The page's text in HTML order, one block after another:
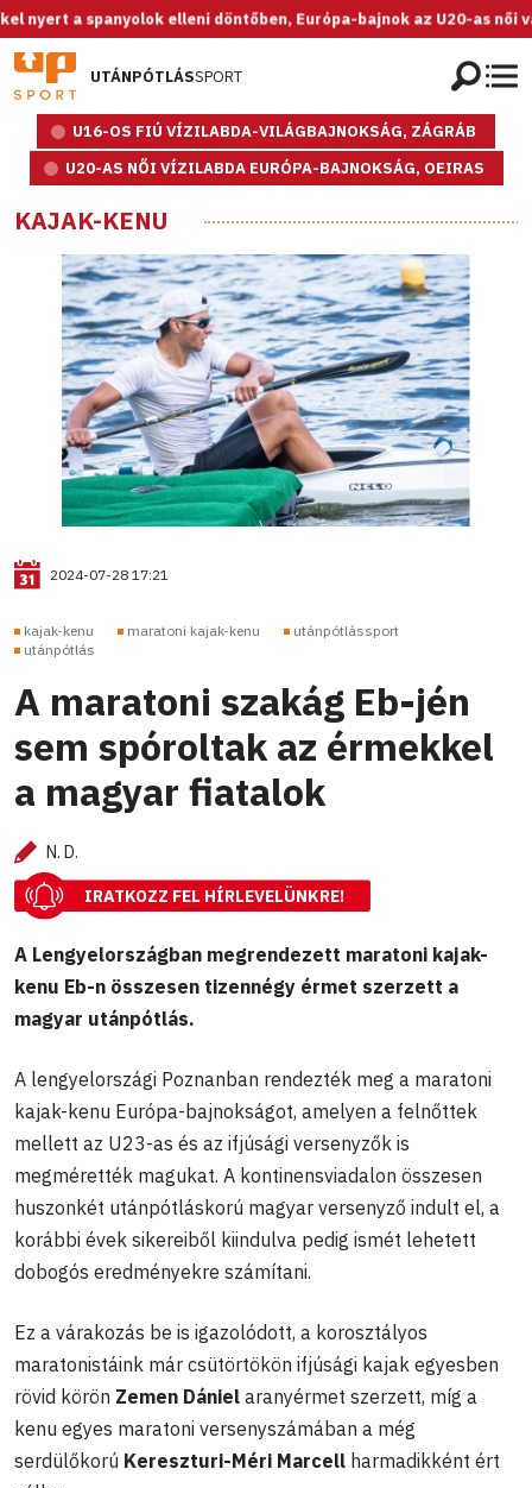
a spanyolok elleni döntőben, Európa-bajnok az U20-as női
UTÁNPÓTLÁSSPORT
U16-OS FIÚ VÍZILABDA-VILÁGBAJNOKSÁG, ZÁGRÁB
U20-AS NŐI VÍZILABDA EURÓPA-BAJNOKSÁG, OEIRAS
KAJAK-KENU
2024-07-28 17:21
kajak-kenu maratoni kajak-kenu
utánpótlássport
utánpótlás
A maratoni szakág Eb-jén
sem spóroltak az érmekkel
a magyar fiatalok
N. D.
IRATKOZZ FEL HÍRLEVELÜNKRE!
A Lengyelországban megrendezett maratoni kajak-
kenu Eb-n összesen tizennégy érmet szerzett a
magyar utánpótlás.
A lengyelországi Poznanban rendezték meg a maratoni
kajak-kenu Európa-bajnokságot, amelyen a felnőttek
mellett az U23-as és az ifjúsági versenyzők is
megmérették magukat. A kontinensviadalon összesen
huszonkét utánpótláskorú magyar versenyző indult el, a
korábbi évek sikereiből kiindulva pedig ismét lehetett
dobogós eredményekre számítani.
Ez a várakozás be is igazolódott, a korosztályos
maratonistáink már csütörtökön ifjúsági kajak egyesben
rövid körön Zemen Dániel aranyérmet szerzett, míg a
kenu egyes maratoni versenyszámában a még
serdülőkorú Kereszturi-Méri Marcell harmadikként ért